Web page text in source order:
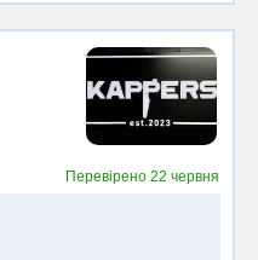
Перевірено22 червня